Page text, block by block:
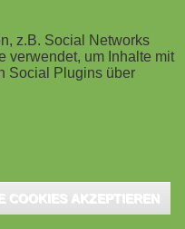
steht der
die RSA FG als
ein internationales
zur Herstellung,
und Künstlicher
z.B. Social Networks
verwendet, um Inhalte mit
Social Plugins über
COOKIES AKZEPTIEREN